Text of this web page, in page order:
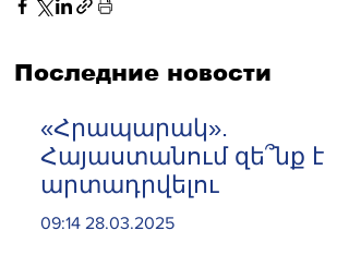
Последние новости
«Հրապարակ».
Հայաստանում զե՞նք է
արտադրվելու
09:14 28.03.2025